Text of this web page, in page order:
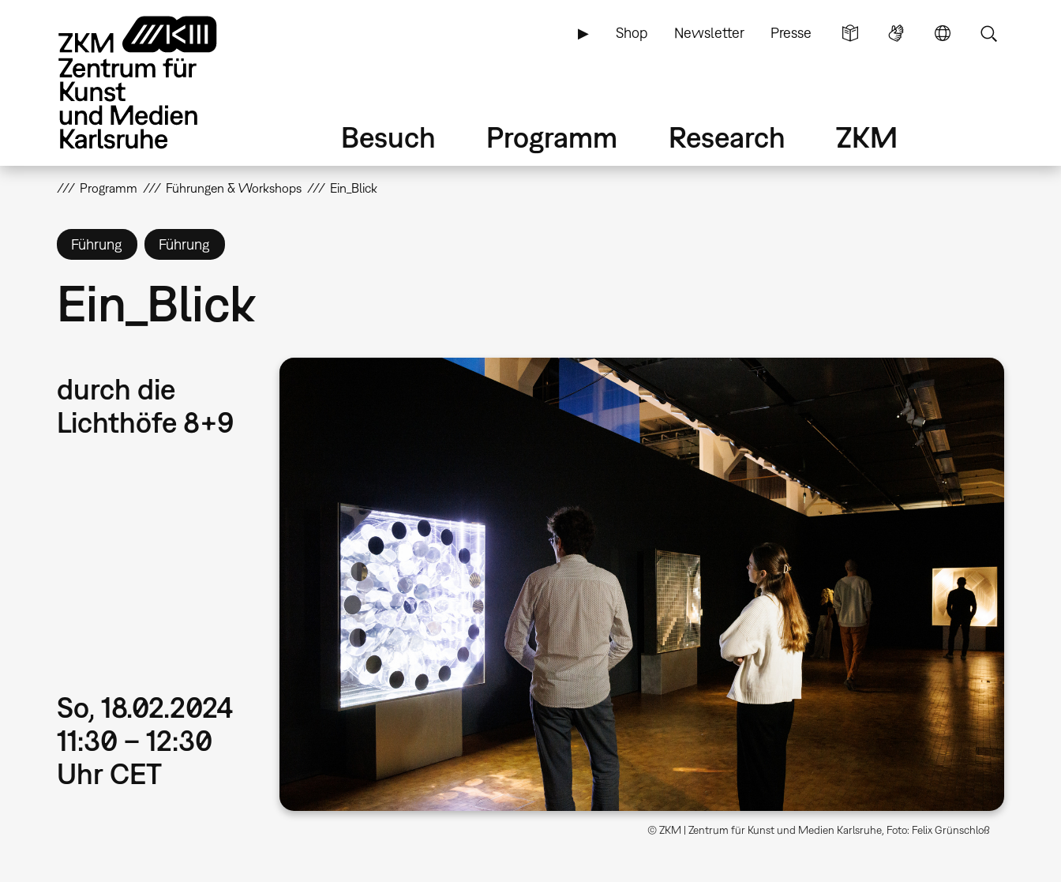
▶ Shop Newsletter Presse
Besuch Programm Research ZKM
Programm Führungen & Workshops Ein_Blick
Führung Führung
Ein_Blick
durch die
Lichthöfe 8+9
So, 18.02.2024
11:30 – 12:30
Uhr CET
© ZKM | Zentrum für Kunst und Medien Karlsruhe, Foto: Felix Grünschloß